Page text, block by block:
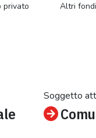
privato Altri fondi
Soggetto